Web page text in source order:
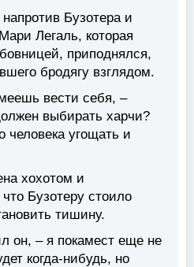
Бузотера и
Легаль, которая
приподнялся,
бродягу взглядом.
вести себя, –
выбирать харчи?
человека угощать и
хохотом и
Бузотеру стоило
тишину.
он, – я покамест еще не
когда-нибудь, но